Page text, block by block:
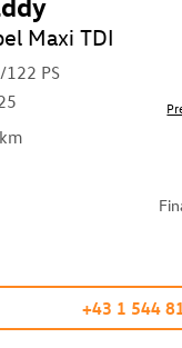
Maxi TDI
PS
+43 1 544